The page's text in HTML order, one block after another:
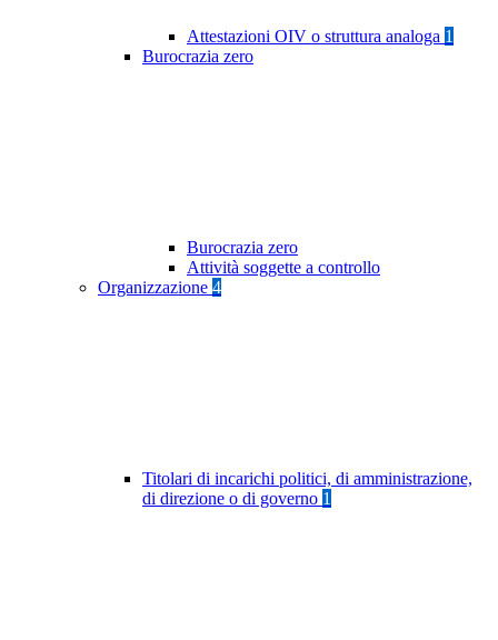
Attestazioni OIV o struttura analoga 1
Burocrazia zero
Burocrazia zero
Attività soggette a controllo
Organizzazione 4
Titolari di incarichi politici, di amministrazione,
di direzione o di governo 1